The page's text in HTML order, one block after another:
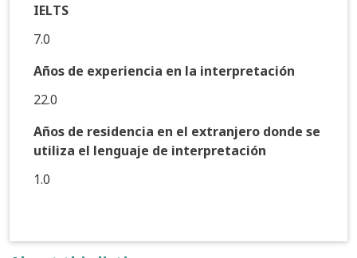
IELTS
7.0
Años de experiencia en la interpretación
22.0
Años de residencia en el extranjero donde se
utiliza el lenguaje de interpretación
1.0